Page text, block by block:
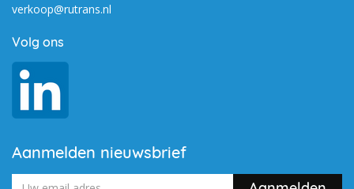
verkoop@rutrans.nl
Volg ons
Aanmelden nieuwsbrief